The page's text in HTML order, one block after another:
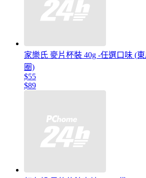
家樂氏 麥片杯裝 40g -任選口味 (
圈)
$55
$89